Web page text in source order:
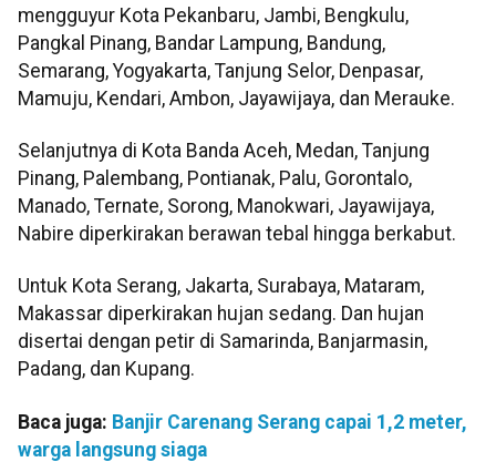
mengguyur Kota Pekanbaru, Jambi, Bengkulu,
Pangkal Pinang, Bandar Lampung, Bandung,
Semarang, Yogyakarta, Tanjung Selor, Denpasar,
Mamuju, Kendari, Ambon, Jayawijaya, dan Merauke.
Selanjutnya di Kota Banda Aceh, Medan, Tanjung
Pinang, Palembang, Pontianak, Palu, Gorontalo,
Manado, Ternate, Sorong, Manokwari, Jayawijaya,
Nabire diperkirakan berawan tebal hingga berkabut.
Untuk Kota Serang, Jakarta, Surabaya, Mataram,
Makassar diperkirakan hujan sedang. Dan hujan
disertai dengan petir di Samarinda, Banjarmasin,
Padang, dan Kupang.
Baca juga: Banjir Carenang Serang capai 1,2 meter,
warga langsung siaga